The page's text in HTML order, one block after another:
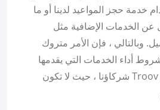
خدمة حجز المواعيد لدينا أو ما
عن الخدمات الإضافية مثل
وبالتالي ، فإن الأمر متروك
أداء الخدمات التي يقدمها
شركاؤنا ، حيث لا تكون Troov مسؤولة بأي حال من